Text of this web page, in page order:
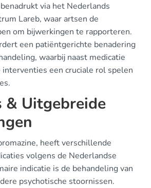
via het Nederlands
Lareb, waar artsen de
om bijwerkingen te rapporteren.
een patiëntgerichte benadering
waarbij naast medicatie
interventies een cruciale rol spelen
& Uitgebreide
heeft verschillende
volgens de Nederlandse
indicatie is de behandeling van
psychotische stoornissen.